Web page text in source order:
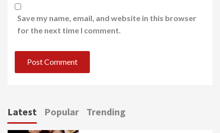
Save my name, email, and website in this browser
for the next time I comment.
Latest Popular Trending